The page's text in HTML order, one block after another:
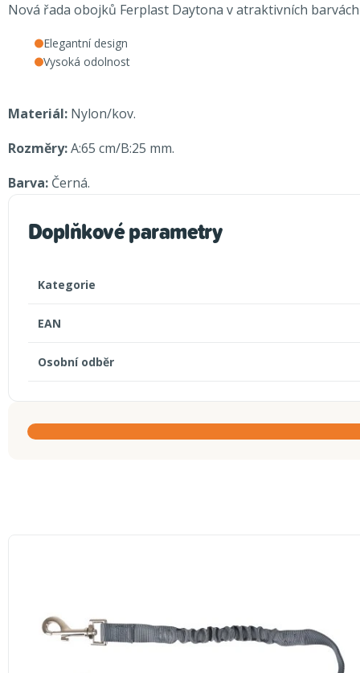
Nová řada obojků Ferplast Daytona v atraktivních
Elegantní design
Vysoká odolnost
Materiál: Nylon/kov.
Rozměry:A:65 cm/B:25 mm.
Barva: Černá.
Doplňkové parametry
Kategorie
EAN
Osobní odběr